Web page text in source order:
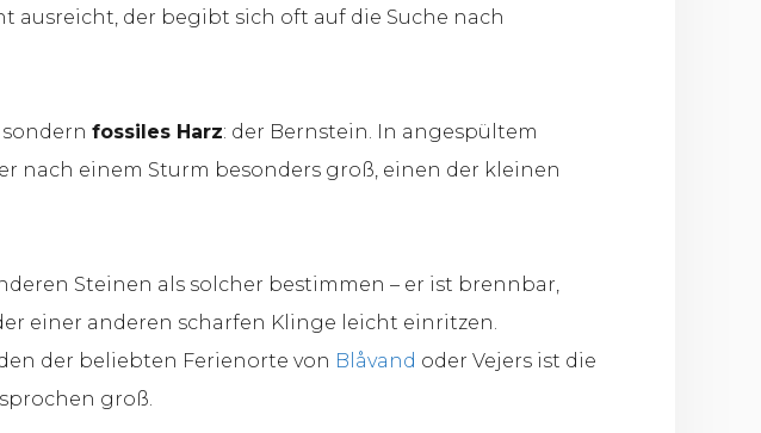
ausreicht, der begibt sich oft auf die Suche nach
fossiles Harz: der Bernstein. In angespültem
nach einem Sturm besonders groß, einen der kleinen
Steinen als solcher bestimmen – er ist brennbar,
einer anderen scharfen Klinge leicht einritzen.
der beliebten Ferienorte von Blåvand oder Vejers ist die
groß.